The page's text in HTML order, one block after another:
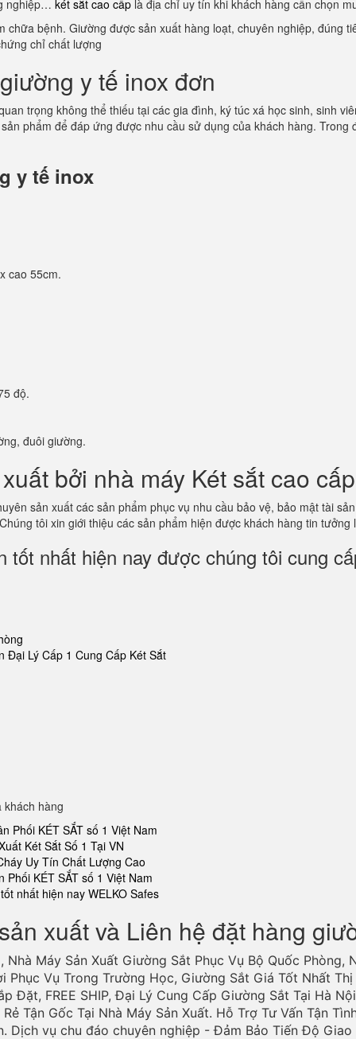
nghiệp… két sắt cao cấp là địa chỉ uy tín khi khách hàng cần chọn
bệnh. Giường được sản xuất hàng loạt, chuyên nghiệp, đúng
chỉ chất lượng
y tế inox đơn
trọng không thể thiếu tại các gia đình, ký túc xá học sinh, sinh
phẩm để đáp ứng được nhu cầu sử dụng của khách hàng.
y tế inox
cao 55cm.
độ.
đuôi giường.
bởi nhà máy Két sắt cao cấp
sản xuất các sản phẩm phục vụ nhu cầu bảo vệ, bảo mật tài
tôi xin giới thiệu các sản phẩm hiện được khách hàng tin tưởng
tốt nhất hiện nay được chúng tôi cung
Đại Lý Cấp 1 Cung Cấp Két Sắt
khách hàng
Phối KÉT SẮT số 1 Việt Nam
Két Sắt Số 1 Tại VN
Uy Tín Chất Lượng Cao
Phối KÉT SẮT số 1 Việt Nam
nhất hiện nay WELKO Safes
xuất và Liên hệ đặt hàng
Máy Sản Xuất Giường Sắt Phục Vụ Bộ Quốc Phòng,
Phục Vụ Trong Trường Học, Giường Sắt Giá Tốt Nhất
Đặt, FREE SHIP, Đại Lý Cung Cấp Giường Sắt Tại Hà
Tận Gốc Tại Nhà Máy Sản Xuất. Hỗ Trợ Tư Vấn Tận
Dịch vụ chu đáo chuyên nghiệp - Đảm Bảo Tiến Độ